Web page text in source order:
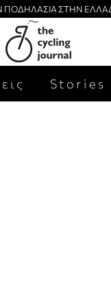
ΠΟΔΗΛΑΣΙΑ ΣΤΗΝ
Stories